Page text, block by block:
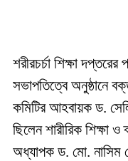
শরীরচর্চা শিক্ষা
সভাপতিত্বে অনুষ্ঠানে
কমিটির আহবায়ক ড.
ছিলেন শারীরিক শিক্ষা ও
অধ্যাপক ড. মো. নাসিম